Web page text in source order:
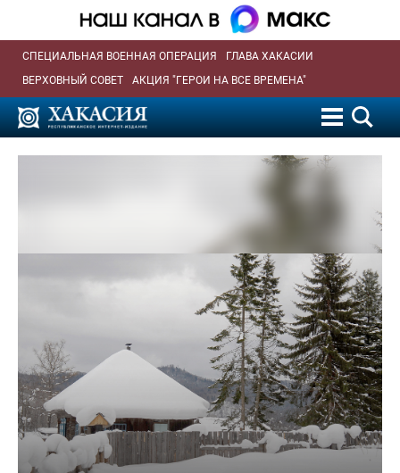
СПЕЦИАЛЬНАЯ ВОЕННАЯ ОПЕРАЦИЯ
ГЛАВА ХАКАСИИ
ВЕРХОВНЫЙ СОВЕТ
АКЦИЯ "ГЕРОИ НА ВСЕ ВРЕМЕНА"